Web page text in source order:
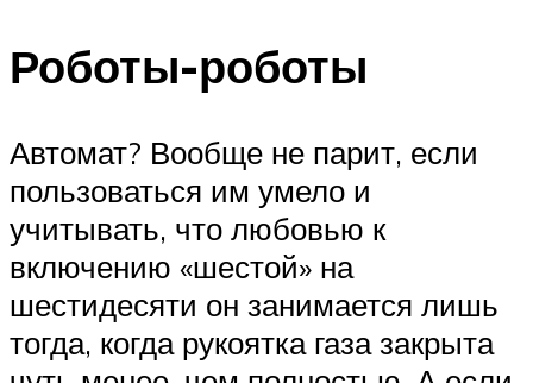
Роботы-роботы
Автомат? Вообще не парит, если
пользоваться им умело и
учитывать, что любовью к
включению «шестой» на
шестидесяти он занимается лишь
тогда, когда рукоятка газа закрыта